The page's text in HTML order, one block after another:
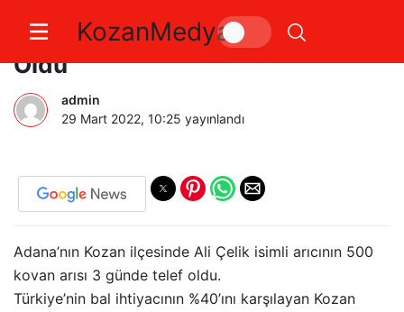
KozanMedya
Kozan’da 500 Kovan Arı Telef
Oldu
admin
29 Mart 2022, 10:25 yayınlandı
Adana’nın Kozan ilçesinde Ali Çelik isimli arıcının 500
kovan arısı 3 günde telef oldu.
Türkiye’nin bal ihtiyacının %40’ını karşılayan Kozan